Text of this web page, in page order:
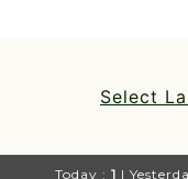
Select
Today : 1 |